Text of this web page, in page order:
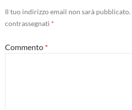
Il tuo indirizzo email non sarà pubblicato.
contrassegnati *
Commento *